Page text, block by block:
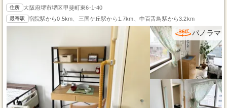
住所 大阪府堺市堺区甲斐町東6-1-40
最寄駅 宿院駅から0.5km、三国ケ丘駅から1.7km、中百舌鳥駅から3.2km
パノラマ